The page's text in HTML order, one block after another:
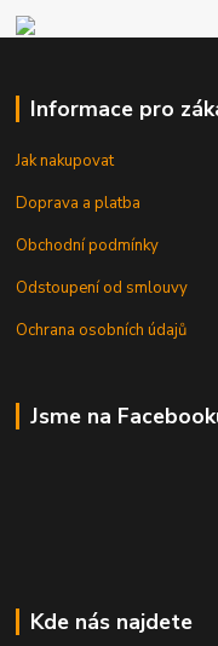
Informace pro
Jak nakupovat
Doprava a platba
Obchodní podmínky
Odstoupení od smlouvy
Ochrana osobních údajů
Jsme na
Kde nás najdete